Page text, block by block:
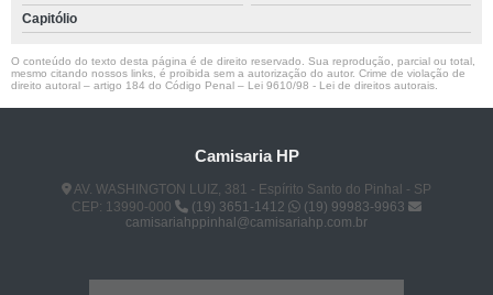
Capitólio
O conteúdo do texto desta página é de direito reservado. Sua reprodução, parcial ou total,
mesmo citando nossos links, é proibida sem a autorização do autor. Crime de violação de
direito autoral – artigo 184 do Código Penal – Lei 9610/98 - Lei de direitos autorais
Camisaria HP
AV. WASHINGTON LUIZ, 381 - Espírito Santo do Pinhal - SP
CEP: 13990-000
(19) 3651-1412
(19) 99983-9963
camisariahppinhal@camisariahp.com.br